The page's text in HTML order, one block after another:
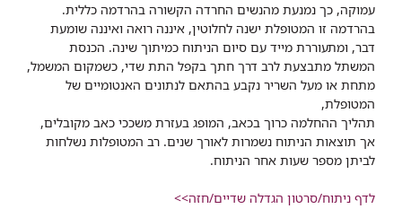
עמוקה, כך נמנעת מהנשים החרדה הקשורה בהרדמה כללית.
בהרדמה זו המטופלת ישנה לחלוטין, איננה רואה ואיננה שומעת
דבר, ומתעוררת מייד עם סיום הניתוח כמיתוך שינה. הכנסת
המשתל מתבצעת לרב דרך חתך בקפל התת שדי, כשמקום המשמל,
מתחת או מעל השריר נקבע בהתאם לנתונים האנטומיים של
המטופלת,
תהליך ההחלמה כרוך בכאב, המופג בעזרת משככי כאב מקובלים,
אך תוצאות הניתוח נשמרות לאורך שנים. רב המטופלות נשלחות
לביתן מספר שעות אחר הניתוח.
לדף ניתוח/סרטון הגדלה שדיים/חזה>>